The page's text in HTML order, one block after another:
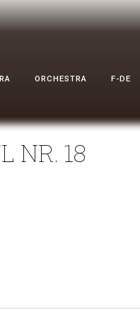
ORCHESTRA F-DE
NR. 18